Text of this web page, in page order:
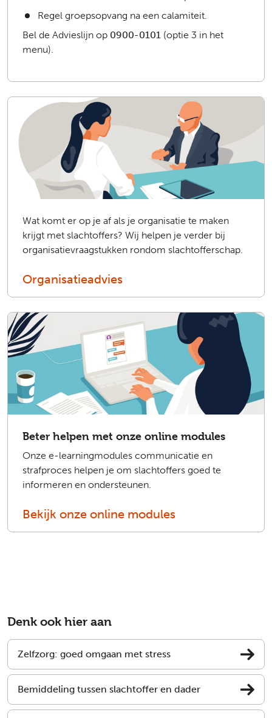
Regel groepsopvang na een calamiteit.
Bel de Advieslijn op 0900-0101 (optie 3 in het
menu).
Wat komt er op je af als je organisatie te maken
krijgt met slachtoffers? Wij helpen je verder bij
organisatievraagstukken rondom slachtofferschap.
Organisatieadvies
Beter helpen met onze online modules
Onze e-learningmodules communicatie en
strafproces helpen je om slachtoffers goed te
informeren en ondersteunen.
Bekijk onze online modules
Denk ook hier aan
Zelfzorg: goed omgaan met stress
Bemiddeling tussen slachtoffer en dader